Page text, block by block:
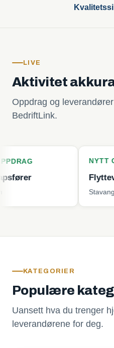
LIVE
Aktivitet
Oppdrag og
BedriftLink.
NYTT
Flyttevask
KATEGORIER
Populære
Uansett hva du trenger
leverandørene for deg.